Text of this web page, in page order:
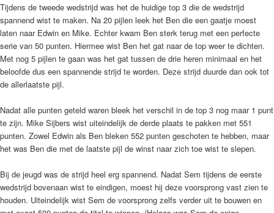
Tijdens de tweede wedstrijd was het de huidige top 3 die de wedstrijd
spannend wist te maken. Na 20 pijlen leek het Ben die een gaatje moest
laten naar Edwin en Mike. Echter kwam Ben sterk terug met een perfecte
serie van 50 punten. Hiermee wist Ben het gat naar de top weer te dichten.
Met nog 5 pijlen te gaan was het gat tussen de drie heren minimaal en het
beloofde dus een spannende strijd te worden. Deze strijd duurde dan ook tot
de allerlaatste pijl.
Nadat alle punten geteld waren bleek het verschil in de top 3 nog maar 1 punt
te zijn. Mike Sijbers wist uiteindelijk de derde plaats te pakken met 551
punten. Zowel Edwin als Ben bleken 552 punten geschoten te hebben, maar
het was Ben die met de laatste pijl de winst naar zich toe wist te slepen.
Bij de jeugd was de strijd heel erg spannend. Nadat Sem tijdens de eerste
wedstrijd bovenaan wist te eindigen, moest hij deze voorsprong vast zien te
houden. Uiteindelijk wist Sem de voorsprong zelfs verder uit te bouwen en